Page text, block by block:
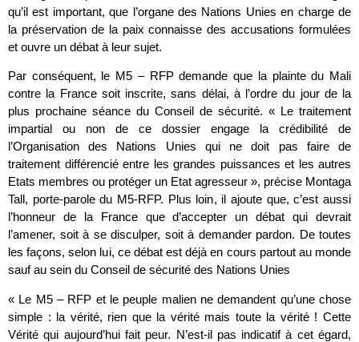
qu’il est important, que l’organe des Nations Unies en charge de
la préservation de la paix connaisse des accusations formulées
et ouvre un débat à leur sujet.
Par conséquent, le M5 – RFP demande que la plainte du Mali
contre la France soit inscrite, sans délai, à l’ordre du jour de la
plus prochaine séance du Conseil de sécurité. « Le traitement
impartial ou non de ce dossier engage la crédibilité de
l’Organisation des Nations Unies qui ne doit pas faire de
traitement différencié entre les grandes puissances et les autres
Etats membres ou protéger un Etat agresseur », précise Montaga
Tall, porte-parole du M5-RFP. Plus loin, il ajoute que, c’est aussi
l’honneur de la France que d’accepter un débat qui devrait
l’amener, soit à se disculper, soit à demander pardon. De toutes
les façons, selon lui, ce débat est déjà en cours partout au monde
sauf au sein du Conseil de sécurité des Nations Unies
« Le M5 – RFP et le peuple malien ne demandent qu’une chose
simple : la vérité, rien que la vérité mais toute la vérité ! Cette
Vérité qui aujourd’hui fait peur. N’est-il pas indicatif à cet égard,